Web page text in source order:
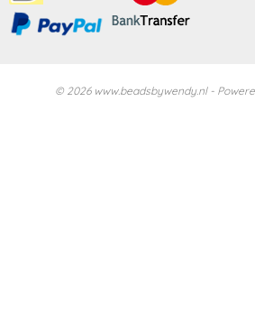
© 2026 www.beadsbywendy.nl -